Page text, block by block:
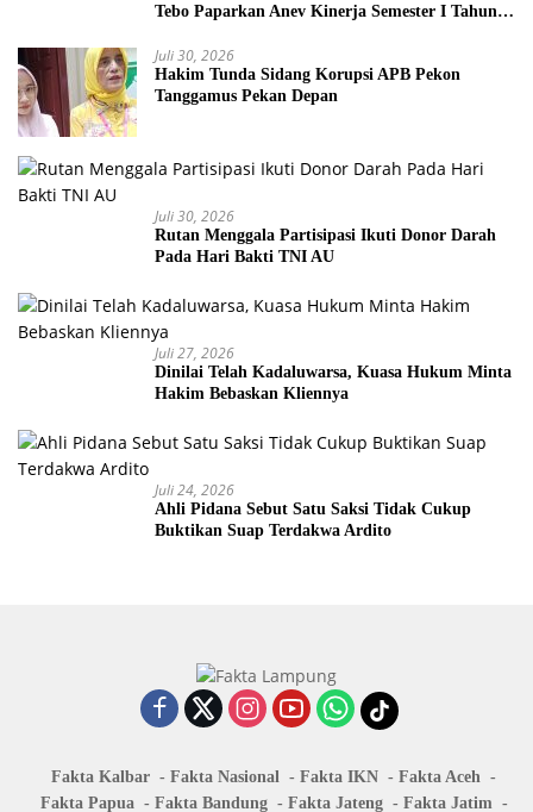
Tebo Paparkan Anev Kinerja Semester I Tahun
Juli 30, 2026
Hakim Tunda Sidang Korupsi APB Pekon
Tanggamus Pekan Depan
Juli 30, 2026
Rutan Menggala Partisipasi Ikuti Donor Darah
Pada Hari Bakti TNI AU
Juli 27, 2026
Dinilai Telah Kadaluwarsa, Kuasa Hukum Minta
Hakim Bebaskan Kliennya
Juli 24, 2026
Ahli Pidana Sebut Satu Saksi Tidak Cukup
Buktikan Suap Terdakwa Ardito
Fakta Kalbar Fakta Nasional Fakta IKN
Fakta Aceh
Fakta Papua
Fakta Bandung Fakta Jateng Fakta Jatim